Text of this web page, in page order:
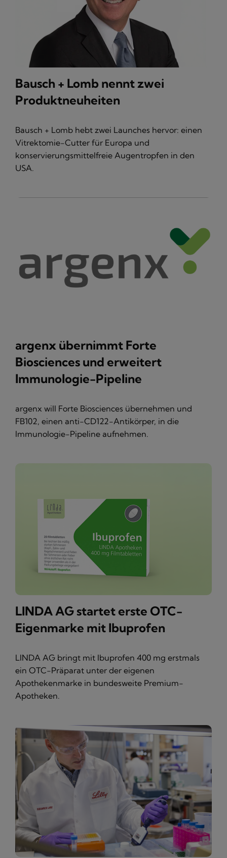
Bausch + Lomb nennt zwei
Produktneuheiten
Bausch + Lomb hebt zwei Launches hervor: einen
Vitrektomie-Cutter für Europa und
konservierungsmittelfreie Augentropfen in den
USA.
argenx übernimmt Forte
Biosciences und erweitert
Immunologie-Pipeline
argenx will Forte Biosciences übernehmen und
FB102, einen anti-CD122-Antikörper, in die
Immunologie-Pipeline aufnehmen.
LINDA AG startet erste OTC-
Eigenmarke mit Ibuprofen
LINDA AG bringt mit Ibuprofen 400 mg erstmals
ein OTC-Präparat unter der eigenen
Apothekenmarke in bundesweite Premium-
Apotheken.